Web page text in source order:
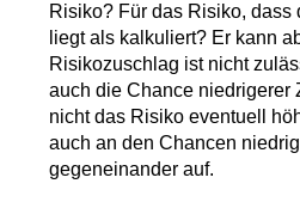
Risiko? Für das Risiko,
liegt als kalkuliert? Er kann
Risikozuschlag ist nicht
auch die Chance niedrigerer
nicht das Risiko eventuell
auch an den Chancen
gegeneinander auf.